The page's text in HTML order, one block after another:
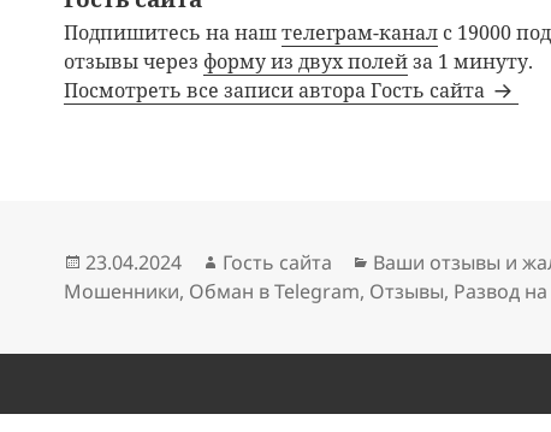
Подпишитесь на наштелеграм-канал с 19000
отзывы через форму из двух полейза 1 минуту.
Посмотреть все записи автора Гость сайта
Опубликовано
23.04.2024 Автор
Гость сайта Рубрики
Ваши отзывы и
Мошенники, Обман в Telegram, Отзывы, Развод